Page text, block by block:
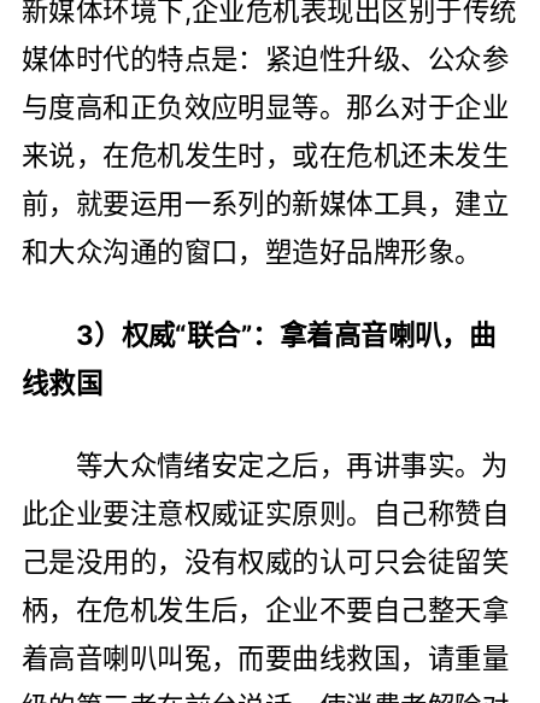
新媒体环境下,企业危机表现出区别于传统
媒体时代的特点是：紧迫性升级、公众参
与度高和正负效应明显等。那么对于企业
来说，在危机发生时，或在危机还未发生
前，就要运用一系列的新媒体工具，建立
和大众沟通的窗口，塑造好品牌形象。
3）权威“联合”：拿着高音喇叭，曲
线救国
等大众情绪安定之后，再讲事实。为
此企业要注意权威证实原则。自己称赞自
己是没用的，没有权威的认可只会徒留笑
柄，在危机发生后，企业不要自己整天拿
着高音喇叭叫冤，而要曲线救国，请重量